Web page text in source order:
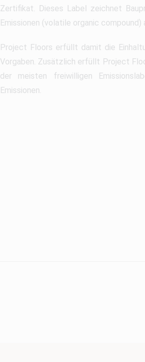
Zertifikat. Dieses Label zeichnet
Emissionen (volatile organic compound)
Project Floors erfüllt damit die
Vorgaben. Zusätzlich erfüllt Project
der meisten freiwilligen
Emissionen.